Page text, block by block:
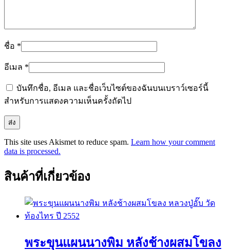
ชื่อ *
อีเมล *
บันทึกชื่อ, อีเมล และชื่อเว็บไซต์ของฉันบนเบราว์เซอร์นี้
สำหรับการแสดงความเห็นครั้งถัดไป
This site uses Akismet to reduce spam. Learn how your comment
data is processed.
สินค้าที่เกี่ยวข้อง
พระขุนแผนนางพิม หลังช้างผสมโขลง